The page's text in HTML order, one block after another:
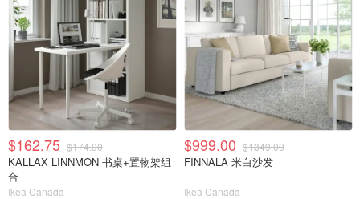
$162.75 $174.00
KALLAX LINNMON 书桌+置物架组
合
Ikea Canada
$999.00 $1349.00
FINNALA 米白沙发
Ikea Canada